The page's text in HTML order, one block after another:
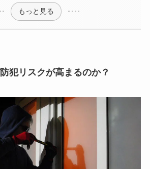
もっと見る
犯リスクが高まるのか？